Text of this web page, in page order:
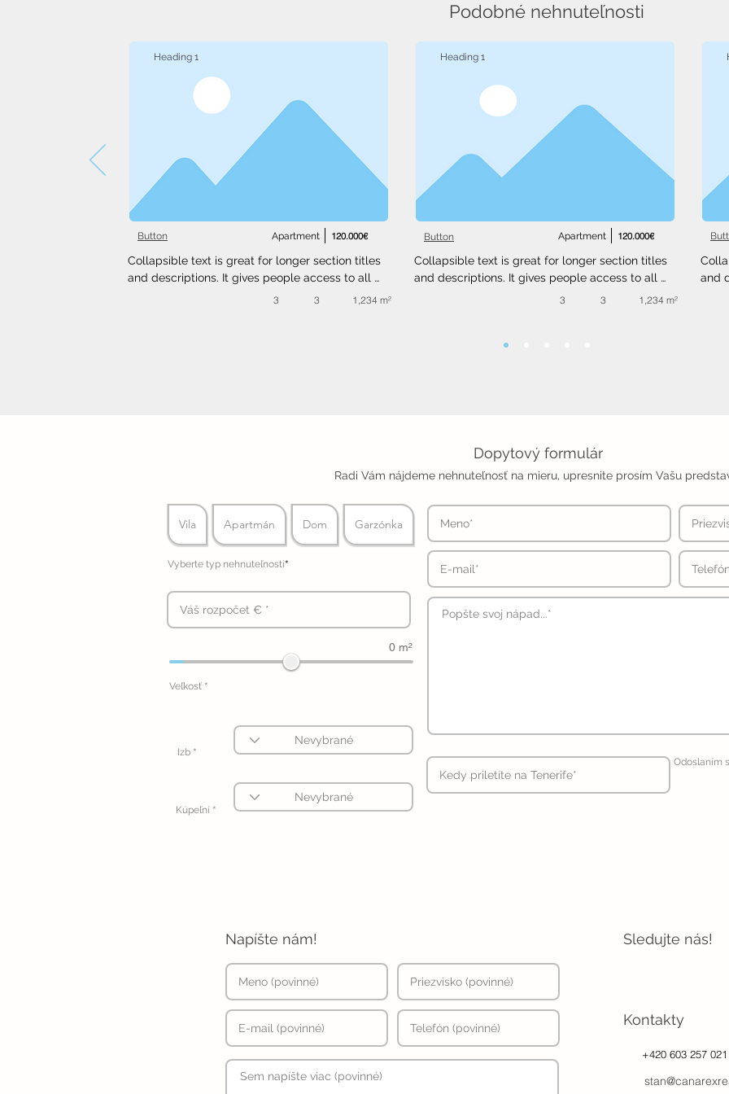
Heading 1
Apartment
Button 120.000€
Collapsible text is great for longer section titles
and descriptions. It gives people access to all
the info they need, while keeping your layout
3 3 1,234 m²
Heading 1
Apartment
Button 120.000€
Collapsible text is great for longer section titles
and descriptions. It gives people access to all
the info they need, while keeping your layout
3 3 1,234 m²
and
Podobné nehnuteľnosti
Dopytový formulár
Radi Vám nájdeme nehnuteľnosť na mieru, upresnite prosím Vašu
Vila Apartmán Dom Garzónka
Vyberte typ nehnuteľnosti*
0 m²
Veľkosť *
Izb *
Kúpeľní *
Odoslaním
Napíšte nám! Sledujte nás!
Kontakty
+420 603 257 021